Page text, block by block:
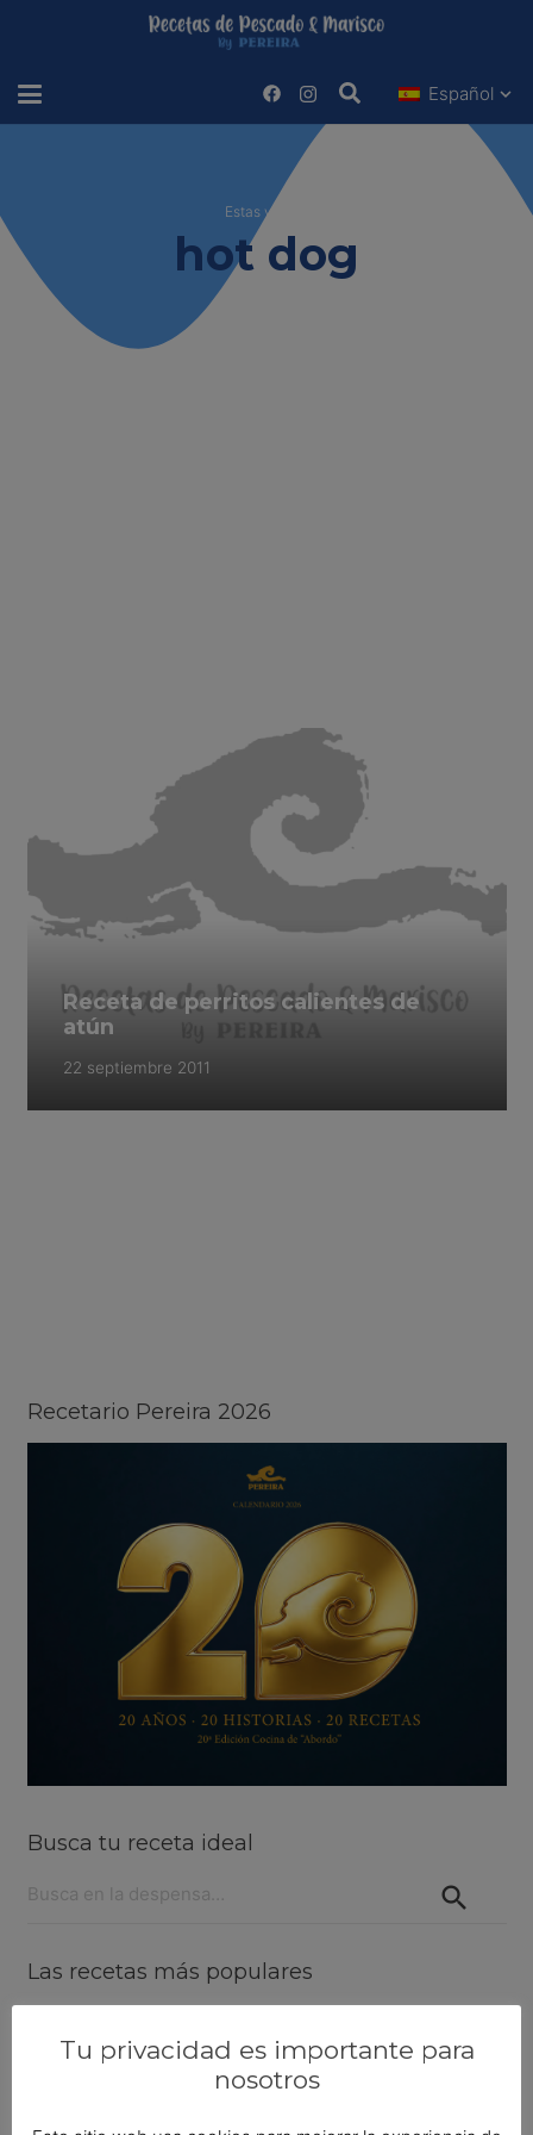
Español
Estas viendo
hot dog
Receta de perritos calientes de
atún
22 septiembre 2011
Recetario Pereira 2026
Busca tu receta ideal
Las recetas más populares
Tu privacidad es importante para
nosotros